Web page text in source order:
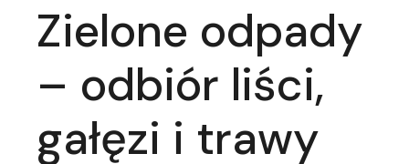
Zielone odpady
– odbiór liści,
gałęzi i trawy